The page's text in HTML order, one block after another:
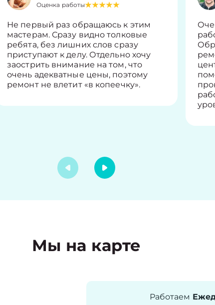
Оценка работы
Не первый раз обращаюсь к этим
мастерам. Сразу видно толковые
ребята, без лишних слов сразу
приступают к делу. Отдельно хочу
заострить внимание на том, что
очень адекватные цены, поэтому
ремонт не влетит «в копеечку».
Мы на карте
Работаем